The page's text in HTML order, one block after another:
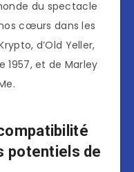
du spectacle
cœurs dans les
d’Old Yeller,
1957, et de Marley
potentiels de